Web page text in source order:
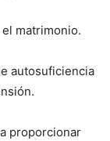
matrimonio.
autosuficiencia
proporcionar